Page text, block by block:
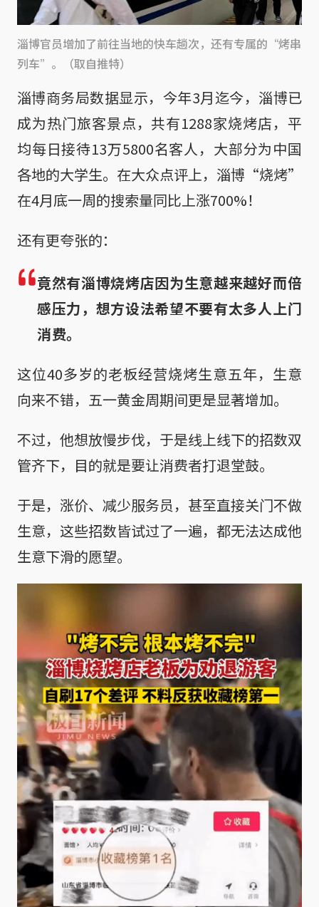
淄博官员增加了前往当地的快车趟次，还有专属的“烤串
列车”。（取自推特）
淄博商务局数据显示，今年3月迄今，淄博已
成为热门旅客景点，共有1288家烧烤店，平
均每日接待13万5800名客人，大部分为中国
各地的大学生。在大众点评上，淄博“烧烤”
在4月底一周的搜索量同比上涨700%！
还有更夸张的：
竟然有淄博烧烤店因为生意越来越好而倍
感压力，想方设法希望不要有太多人上门
消费。
这位40多岁的老板经营烧烤生意五年，生意
向来不错，五一黄金周期间更是显著增加。
不过，他想放慢步伐，于是线上线下的招数双
管齐下，目的就是要让消费者打退堂鼓。
于是，涨价、减少服务员，甚至直接关门不做
生意，这些招数皆试过了一遍，都无法达成他
生意下滑的愿望。